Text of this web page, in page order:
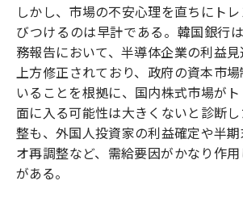
しかし、市場の不安心理を直ちにト
びつけるのは早計である。韓国銀行
務報告において、半導体企業の利益
上方修正されており、政府の資本市
いることを根拠に、国内株式市場が
面に入る可能性は大きくないと診断
整も、外国人投資家の利益確定や半
オ再調整など、需給要因がかなり作
がある。